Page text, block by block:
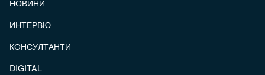
ИНТЕРВЮ
КОНСУЛТАНТИ
DIGITAL